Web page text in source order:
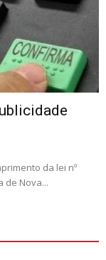
da lei nº
de Nova...